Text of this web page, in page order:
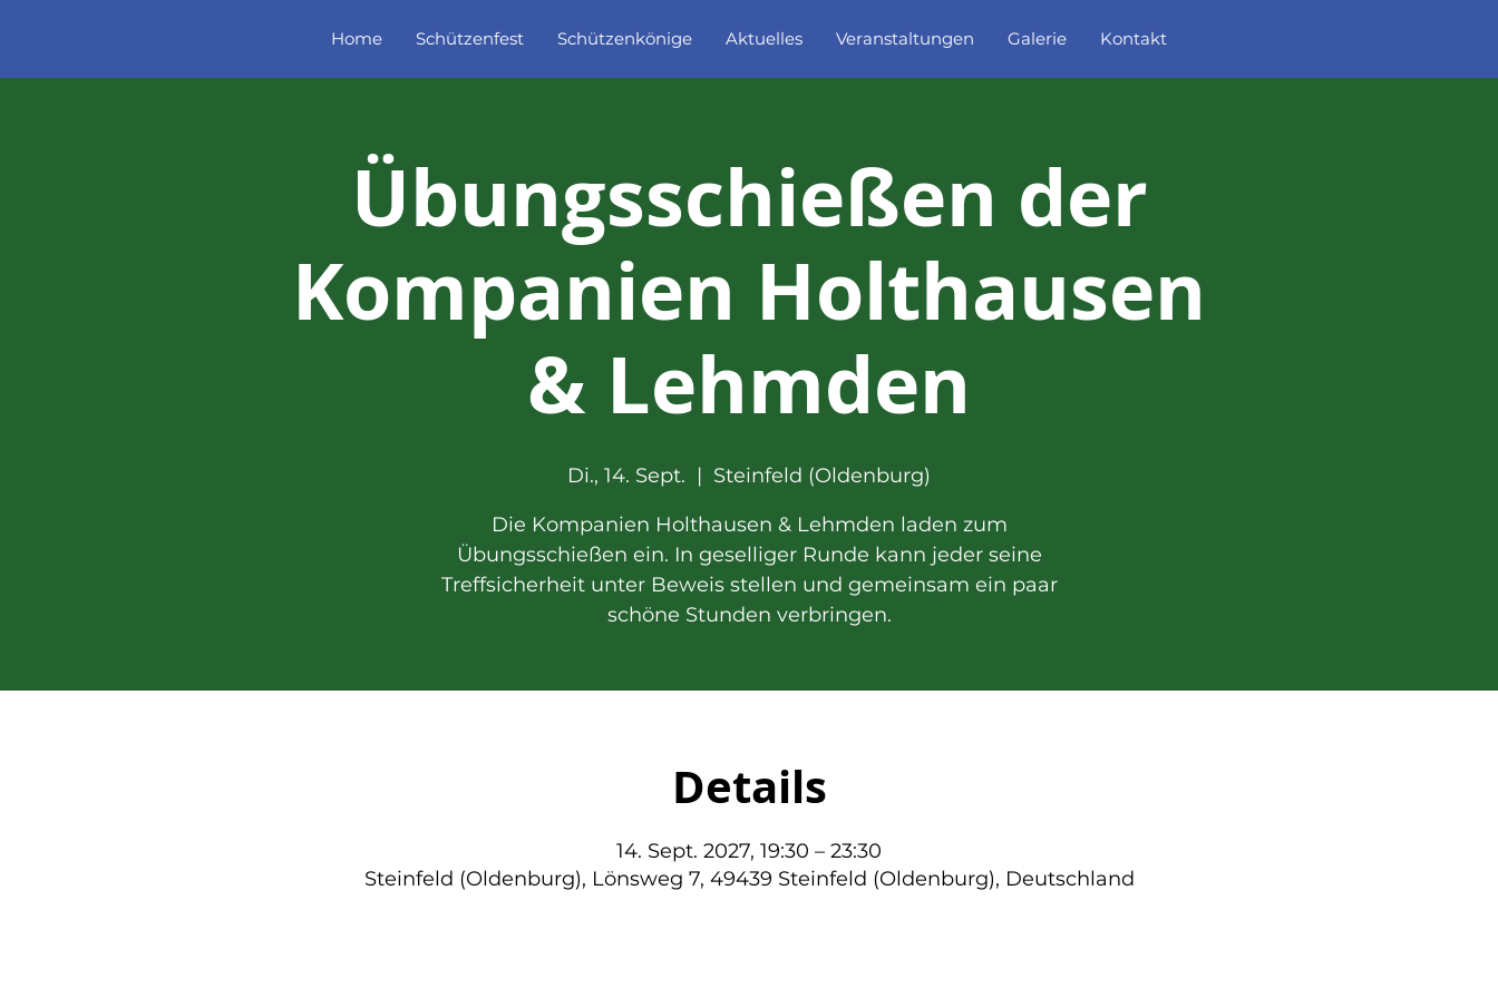
Home Schützenfest Schützenkönige Aktuelles Veranstaltungen Galerie Kontakt
Übungsschießen der
Kompanien Holthausen
& Lehmden
Di., 14. Sept.
  |
Steinfeld (Oldenburg)
Die Kompanien Holthausen & Lehmden laden zum
Übungsschießen ein. In geselliger Runde kann jeder seine
Treffsicherheit unter Beweis stellen und gemeinsam ein paar
schöne Stunden verbringen.
Details
14. Sept. 2027, 19:30 – 23:30
Steinfeld (Oldenburg), Lönsweg 7, 49439 Steinfeld (Oldenburg), Deutschland